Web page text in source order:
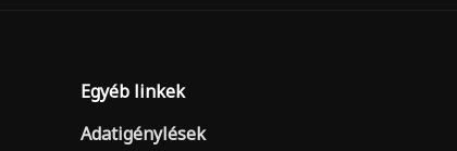
Egyéb linkek
Adatigénylések